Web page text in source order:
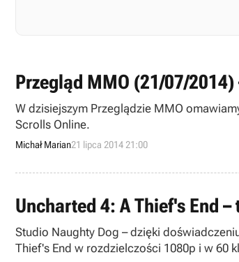
Przegląd MMO (21/07/
W dzisiejszym Przeglądzie MMO
Scrolls Online.
Michał Marian21 lipca 2014 21:00
Uncharted 4: A Thief's End
Studio Naughty Dog – dzięki
Thief's End w rozdzielczości 1080p i w 60